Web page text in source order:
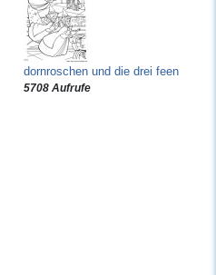
dornroschen und die drei feen
5708 Aufrufe